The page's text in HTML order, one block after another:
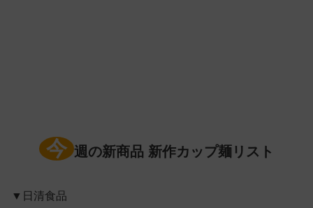
今 週の新商品 新作カップ麺リスト
▼日清食品